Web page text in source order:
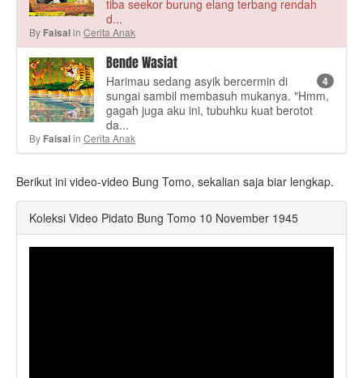
tiba seekor burung elang terbang rendah
d...
By Faisalin Cerita Anak
Bende Wasiat
4
Harimau sedang asyik bercermin di
sungai sambil membasuh mukanya. "Hmm,
gagah juga aku ini, tubuhku kuat berotot
da...
By Faisalin Cerita Anak
Berikut ini video-video Bung Tomo, sekalian saja biar lengkap.
Koleksi Video Pidato Bung Tomo 10 November 1945